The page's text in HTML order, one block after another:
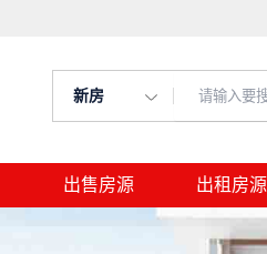
新房
出售房源 出租房源